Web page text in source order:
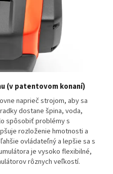
(v patentovom konaní)
naprieč strojom, aby sa
dostane špina, voda,
spôsobiť problémy s
rozloženie hmotnosti a
ovládateľný a lepšie sa s
je vysoko flexibilné,
rôznych veľkostí.